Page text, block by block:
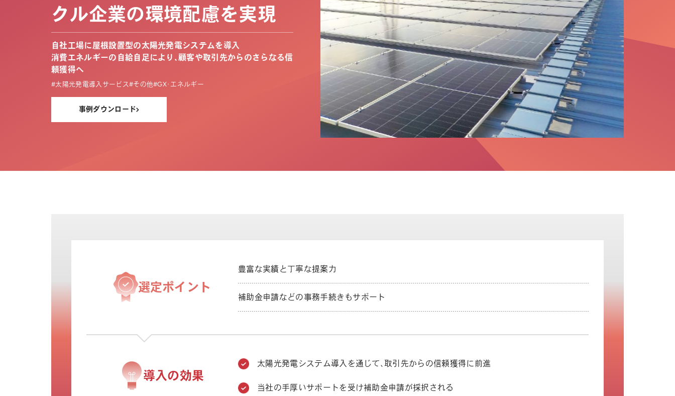
クル企業の環境配慮を実現
自社工場に屋根設置型の太陽光発電システムを導入
消費エネルギーの自給自足により、顧客や取引先からのさらなる信
頼獲得へ
太陽光発電導入サービス その他 GX･エネルギー
事例ダウンロード
選定ポイント
豊富な実績と丁寧な提案力
補助金申請などの事務手続きもサポート
導入の効果
太陽光発電システム導入を通じて、取引先からの信頼獲得に前進
当社の手厚いサポートを受け補助金申請が採択される